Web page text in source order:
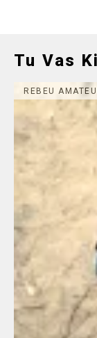
Tu Vas
REBEU